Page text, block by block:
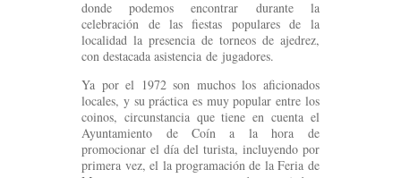
donde podemos encontrar durante la
celebración de las fiestas populares de la
localidad la presencia de torneos de ajedrez,
con destacada asistencia de jugadores.
Ya por el 1972 son muchos los aficionados
locales, y su práctica es muy popular entre los
coinos, circunstancia que tiene en cuenta el
Ayuntamiento de Coín a la hora de
promocionar el día del turista, incluyendo por
primera vez, el la programación de la Feria de